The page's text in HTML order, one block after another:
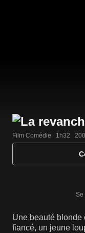
Film Comédie   1h32
Se
Une beauté blonde
fiancé, un jeune